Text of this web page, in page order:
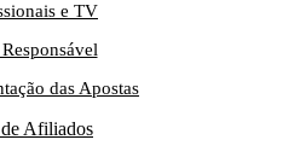
e TV
das Apostas
Afiliados